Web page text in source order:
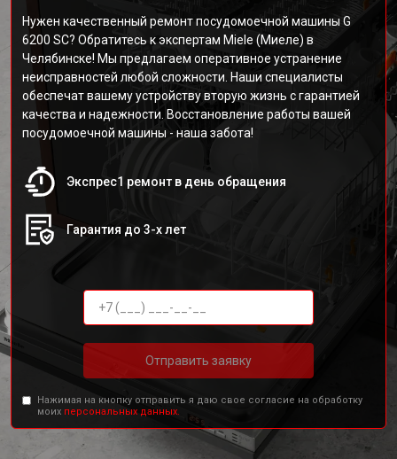
Нужен качественный ремонт посудомоечной машины G
6200 SC? Обратитесь к экспертам Miele (Миеле) в
Челябинске! Мы предлагаем оперативное устранение
неисправностей любой сложности. Наши специалисты
обеспечат вашему устройству вторую жизнь с гарантией
качества и надежности. Восстановление работы вашей
посудомоечной машины - наша забота!
Экспрес1 ремонт в день обращения
Гарантия до 3-х лет
Отправить заявку
Нажимая на кнопку отправить я даю свое согласие на обработку
моих персональных данных.